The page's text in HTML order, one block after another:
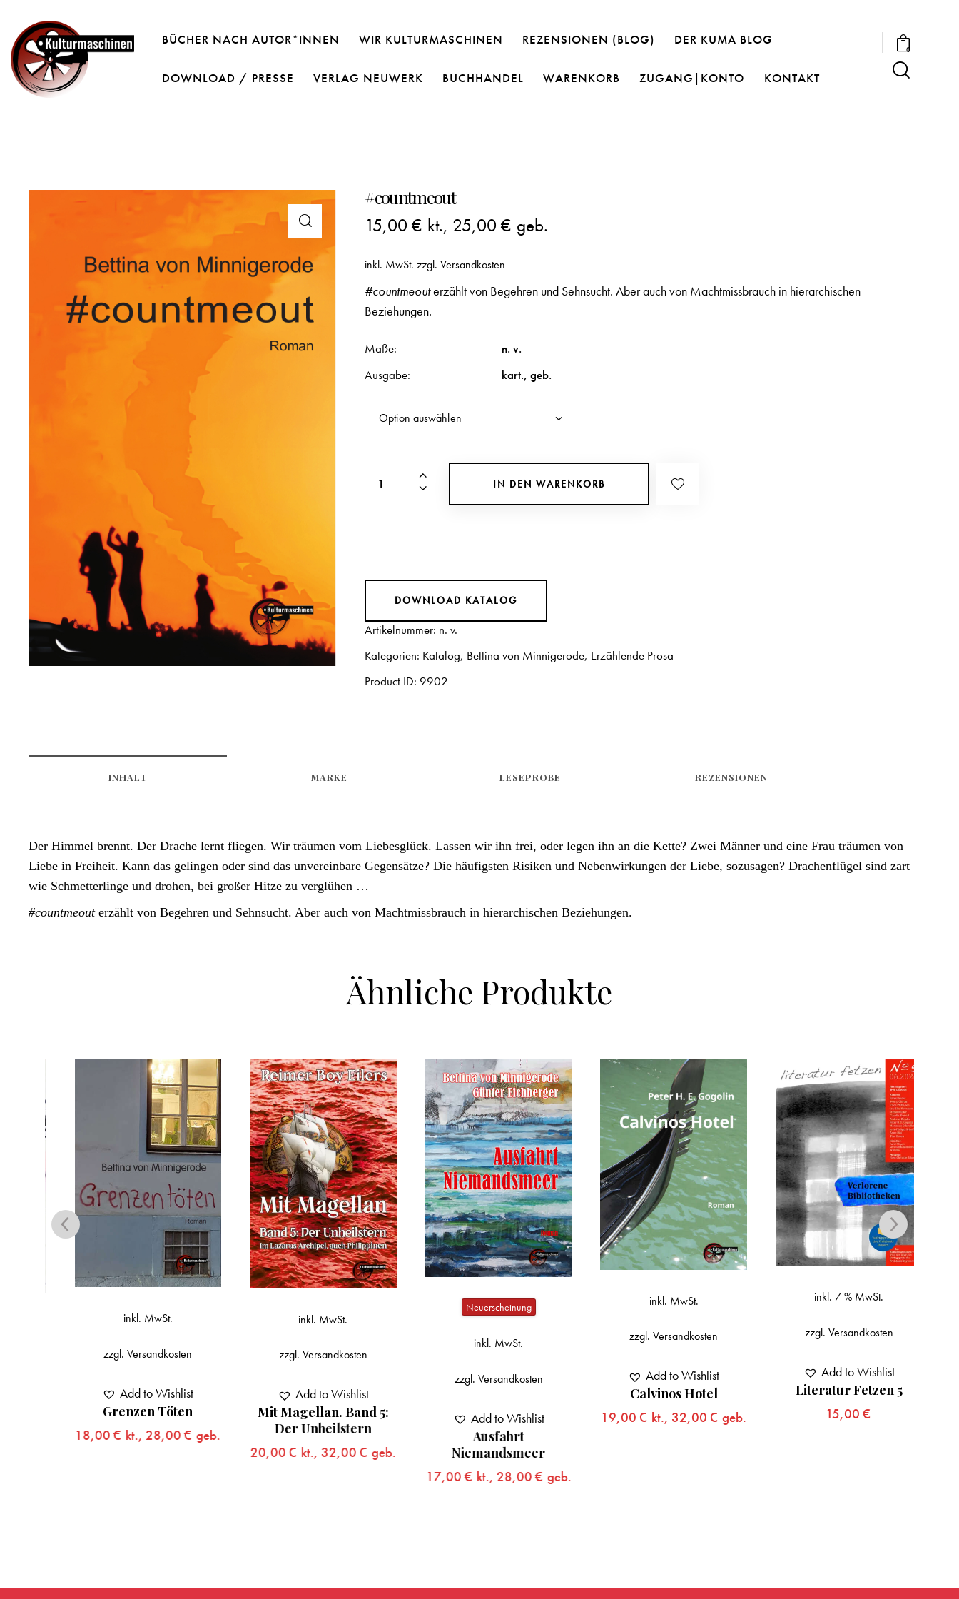
BÜCHER NACH AUTOR*INNEN WIR KULTURMASCHINEN REZENSIONEN (BLOG) DER KUMA BLOG
DOWNLOAD / PRESSE VERLAG NEUWERK BUCHHANDEL WARENKORB ZUGANG|KONTO KONTAKT
0
#countmeout
15,00€ kt., 25,00€ geb.
inkl. MwSt. zzgl.Versandkosten
#countmeouterzählt von Begehren und Sehnsucht. Aber auch von Machtmissbrauch in hierarchischen
Beziehungen.
Maße
n. v.
Ausgabe
kart.,geb.
IN DEN WARENKORB
DOWNLOAD KATALOG
Artikelnummer: n. v.
Kategorien: Katalog, Bettina von Minnigerode, Erzählende Prosa
Product ID: 9902
INHALT MARKE LESEPROBE REZENSIONEN
Der Himmel brennt. Der Drache lernt fliegen. Wir träumen vom Liebesglück. Lassen wir ihn frei, oder legen ihn an die Kette? Zwei Männer und eine Frau träumen von
Liebe in Freiheit. Kann das gelingen oder sind das unvereinbare Gegensätze? Die häufigsten Risiken und Nebenwirkungen der Liebe, sozusagen? Drachenflügel sind zart
wie Schmetterlinge und drohen, bei großer Hitze zu verglühen …
#countmeouterzählt von Begehren und Sehnsucht. Aber auch von Machtmissbrauch in hierarchischen Beziehungen.
Ähnliche Produkte
Grenzen Töten
18,00€kt.,28,00€geb.
inkl. MwSt.
Versandkosten
Add to Wishlist
Mit Magellan. Band 5:
Der Unheilstern
20,00€kt.,32,00€geb.
inkl. MwSt.
Versandkosten
Add to Wishlist
Ausfahrt
Niemandsmeer
17,00€kt.,28,00€geb.
Neuerscheinung
inkl. MwSt.
Versandkosten
Add to Wishlist
Calvinos Hotel
19,00€kt.,32,00€geb.
inkl. MwSt.
Versandkosten
Add to Wishlist
Literatur Fetzen 5
15,00€
inkl. 7 % MwSt.
Versandkosten
Add to Wishlist